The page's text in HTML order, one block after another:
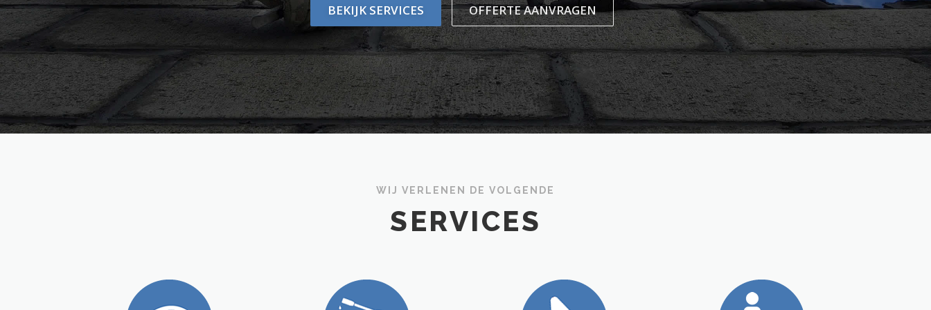
BEKIJK SERVICES OFFERTE AANVRAGEN
WIJ VERLENEN DE VOLGENDE
SERVICES